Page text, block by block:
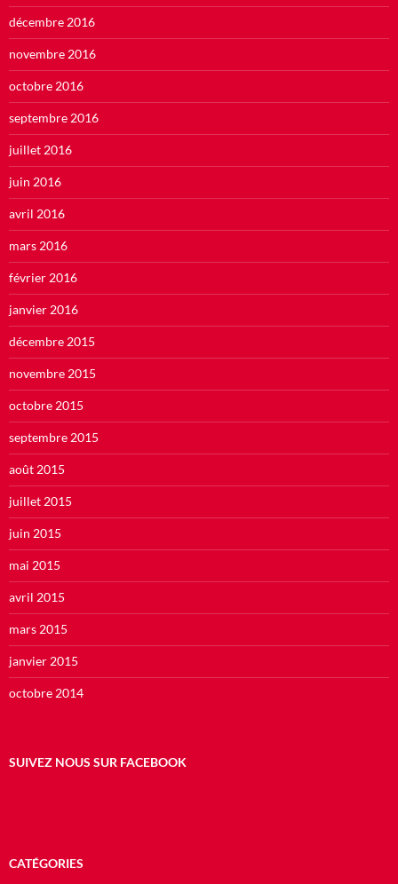
décembre 2016
novembre 2016
octobre 2016
septembre 2016
juillet 2016
juin 2016
avril 2016
mars 2016
février 2016
janvier 2016
décembre 2015
novembre 2015
octobre 2015
septembre 2015
août 2015
juillet 2015
juin 2015
mai 2015
avril 2015
mars 2015
janvier 2015
octobre 2014
SUIVEZ NOUS SUR FACEBOOK
CATÉGORIES